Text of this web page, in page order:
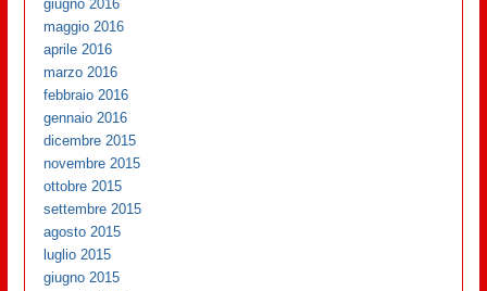
giugno 2016
maggio 2016
aprile 2016
marzo 2016
febbraio 2016
gennaio 2016
dicembre 2015
novembre 2015
ottobre 2015
settembre 2015
agosto 2015
luglio 2015
giugno 2015